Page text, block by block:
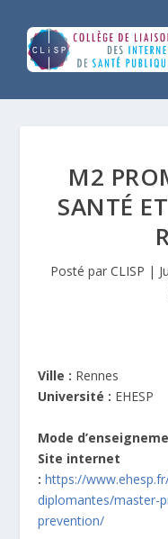
M2
SANTÉ
Posté par CLISP |
Ville : Rennes
Université : EHESP
Mode
Site internet
: https://
diplomantes/master-
prevention/